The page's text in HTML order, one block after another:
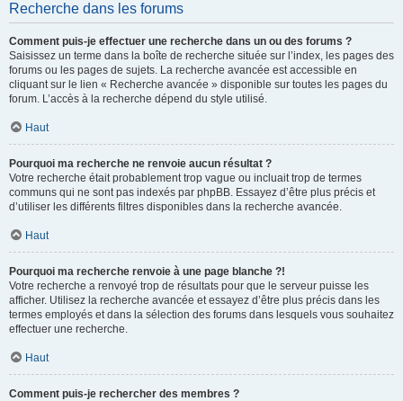
Recherche dans les forums
Comment puis-je effectuer une recherche dans un ou des forums ?
Saisissez un terme dans la boîte de recherche située sur l’index, les pages des
forums ou les pages de sujets. La recherche avancée est accessible en
cliquant sur le lien « Recherche avancée » disponible sur toutes les pages du
forum. L’accès à la recherche dépend du style utilisé.
Haut
Pourquoi ma recherche ne renvoie aucun résultat ?
Votre recherche était probablement trop vague ou incluait trop de termes
communs qui ne sont pas indexés par phpBB. Essayez d’être plus précis et
d’utiliser les différents filtres disponibles dans la recherche avancée.
Haut
Pourquoi ma recherche renvoie à une page blanche ?!
Votre recherche a renvoyé trop de résultats pour que le serveur puisse les
afficher. Utilisez la recherche avancée et essayez d’être plus précis dans les
termes employés et dans la sélection des forums dans lesquels vous souhaitez
effectuer une recherche.
Haut
Comment puis-je rechercher des membres ?